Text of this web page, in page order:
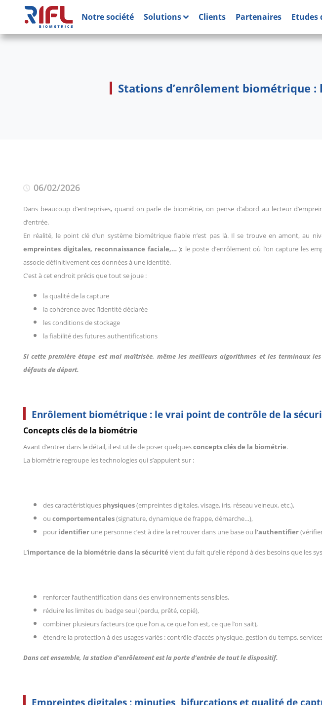
Notre société Solutions Clients Partenaires Etudes
Stations d’enrôlement biométrique :
06/02/2026
Dans beaucoup d’entreprises, quand on parle de biométrie, on pense d’abord au lecteur
d’entrée.
En réalité, le point clé d’un système biométrique fiable n’est pas là. Il se trouve en amont, au
empreintes digitales, reconnaissance faciale,… ): le poste d’enrôlement où l’on capture les
associe définitivement ces données à une identité.
C’est à cet endroit précis que tout se joue :
la qualité de la capture
la cohérence avec l’identité déclarée
les conditions de stockage
la fiabilité des futures authentifications
Si cette première étape est mal maîtrisée, même les meilleurs algorithmes et les terminaux
défauts de départ.
Enrôlement biométrique : le vrai point de contrôle de la
Concepts clés de la biométrie
Avant d’entrer dans le détail, il est utile de poser quelquesconcepts clés de la biométrie.
La biométrie regroupe les technologies qui s’appuient sur :
des caractéristiques physiques(empreintes digitales, visage, iris, réseau veineux, etc.),
ou comportementales(signature, dynamique de frappe, démarche…),
pour identifier une personne c’est à dire la retrouver dans une base ou l’authentifier
L’importance de la biométrie dans la sécurité vient du fait qu’elle répond à des besoins que les
renforcer l’authentification dans des environnements sensibles,
réduire les limites du badge seul (perdu, prêté, copié),
combiner plusieurs facteurs (ce que l’on a, ce que l’on est, ce que l’on sait),
étendre la protection à des usages variés : contrôle d’accès physique, gestion du temps,
Dans cet ensemble, la station d’enrôlement est la porte d’entrée de tout le dispositif.
Empreintes digitales : minuties, bifurcations et qualité de